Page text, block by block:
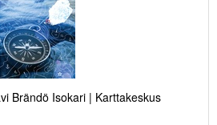
Brändö Isokari | Karttakeskus